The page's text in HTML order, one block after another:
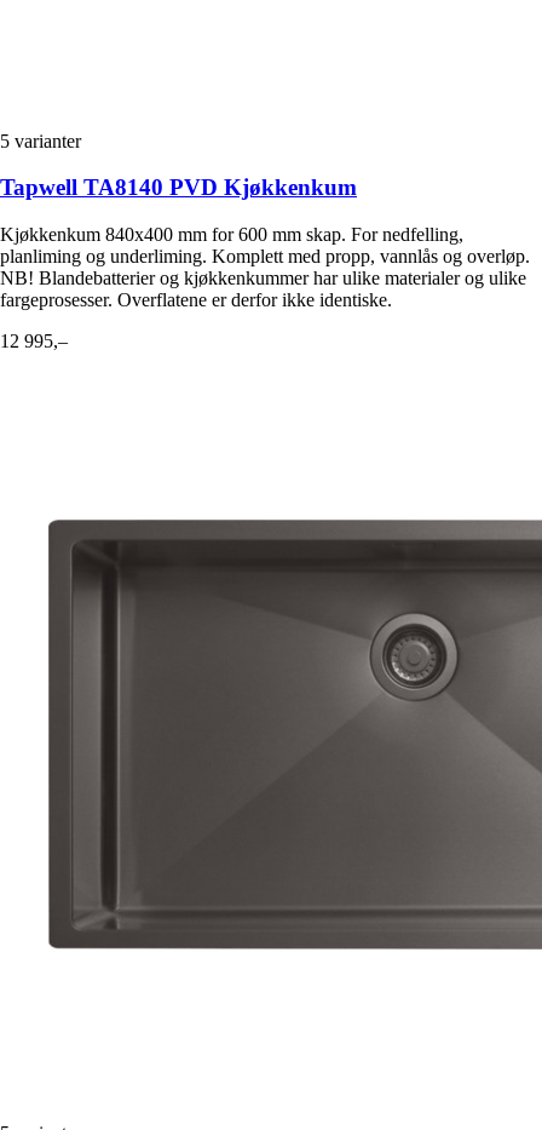
5 varianter
Tapwell TA8140 PVD Kjøkkenkum
Kjøkkenkum 840x400 mm for 600 mm skap. For nedfelling,
planliming og underliming. Komplett med propp, vannlås og overløp.
NB! Blandebatterier og kjøkkenkummer har ulike materialer og ulike
fargeprosesser. Overflatene er derfor ikke identiske.
12 995,–